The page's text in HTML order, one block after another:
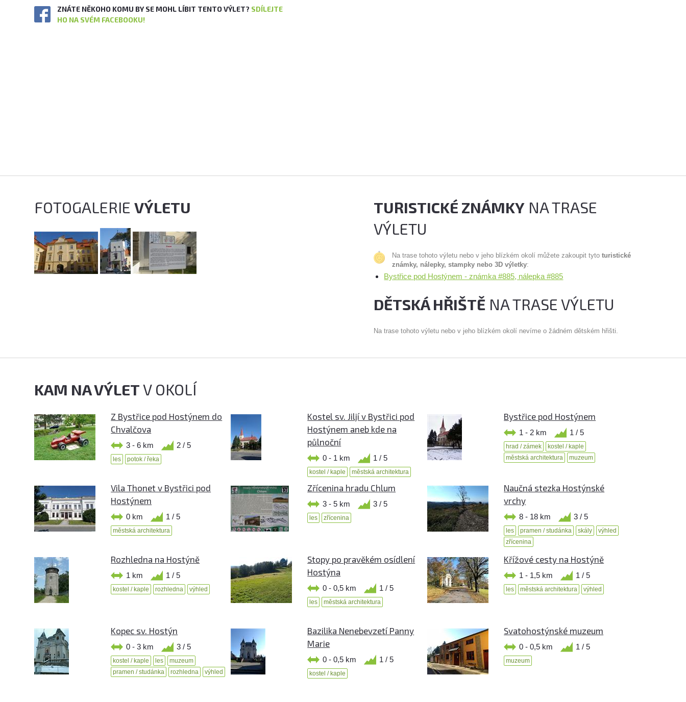
ZNÁTE NĚKOHO KOMU BY SE MOHL LÍBIT TENTO VÝLET? SDÍLEJTE
HO NA SVÉM FACEBOOKU!
FOTOGALERIEVÝLETU TURISTICKÉ ZNÁMKY NA TRASE
VÝLETU
Na trase tohoto výletu nebo v jeho blízkém okolí můžete zakoupit tytoturistické
známky, nálepky, stampky nebo 3D výletky:
Bystřice pod Hostýnem - známka #885, nálepka #885
DĚTSKÁ HŘIŠTĚ NA TRASE VÝLETU
Na trase tohoto výletu nebo v jeho blízkém okolí nevíme o žádném dětském hřišti.
KAM NA VÝLETV OKOLÍ
Z Bystřice pod Hostýnem do
Chvalčova
3 - 6 km 2 / 5
les potok / řeka
Kostel sv. Jiljí v Bystřici pod
Hostýnem aneb kde na
půlnoční
0 - 1 km 1 / 5
kostel / kaple městská architektura
Bystřice pod Hostýnem
1 - 2 km 1 / 5
hrad / zámek
kostel / kaple
městská architektura
muzeum
Vila Thonet v Bystřici pod
Hostýnem
0 km 1 / 5
městská architektura
Zřícenina hradu Chlum
3 - 5 km 3 / 5
les zřícenina
Naučná stezka Hostýnské
vrchy
8 - 18 km 3 / 5
les pramen / studánka skály
výhled
zřícenina
Rozhledna na Hostýně
1 km 1 / 5
kostel / kaple rozhledna výhled
Stopy po pravěkém osídlení
Hostýna
0 - 0,5 km 1 / 5
les městská architektura
Křížové cesty na Hostýně
1 - 1,5 km 1 / 5
les městská architektura výhled
Kopec sv. Hostýn
0 - 3 km 3 / 5
kostel / kaple les
muzeum
pramen / studánka
rozhledna výhled
Bazilika Nenebevzetí Panny
Marie
0 - 0,5 km 1 / 5
kostel / kaple
Svatohostýnské muzeum
0 - 0,5 km 1 / 5
muzeum